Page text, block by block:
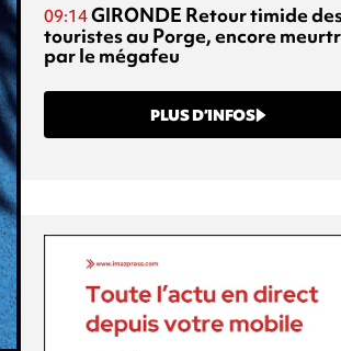
09:14GIRONDE Retour timide
touristes au Porge, encore
par le mégafeu
PLUS D’INFOS